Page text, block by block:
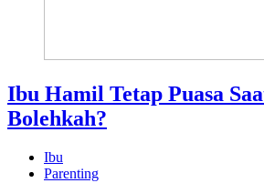
Ibu Hamil Tetap Puasa
Bolehkah?
Ibu
Parenting